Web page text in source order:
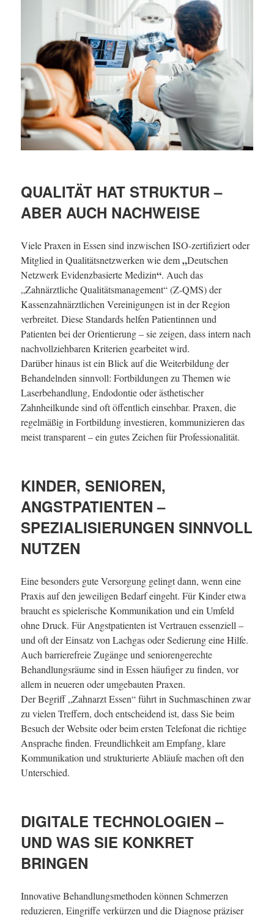
QUALITÄT HAT STRUKTUR –
ABER AUCH NACHWEISE
Viele Praxen in Essen sind inzwischen ISO-zertifiziert oder
Mitglied in Qualitätsnetzwerken wie dem„Deutschen
Netzwerk Evidenzbasierte Medizin“. Auch das
„Zahnärztliche Qualitätsmanagement“ (Z-QMS) der
Kassenzahnärztlichen Vereinigungen ist in der Region
verbreitet. Diese Standards helfen Patientinnen und
Patienten bei der Orientierung – sie zeigen, dass intern nach
nachvollziehbaren Kriterien gearbeitet wird.
Darüber hinaus ist ein Blick auf die Weiterbildung der
Behandelnden sinnvoll: Fortbildungen zu Themen wie
Laserbehandlung, Endodontie oder ästhetischer
Zahnheilkunde sind oft öffentlich einsehbar. Praxen, die
regelmäßig in Fortbildung investieren, kommunizieren das
meist transparent – ein gutes Zeichen für Professionalität.
KINDER, SENIOREN,
ANGSTPATIENTEN –
SPEZIALISIERUNGEN SINNVOLL
NUTZEN
Eine besonders gute Versorgung gelingt dann, wenn eine
Praxis auf den jeweiligen Bedarf eingeht. Für Kinder etwa
braucht es spielerische Kommunikation und ein Umfeld
ohne Druck. Für Angstpatienten ist Vertrauen essenziell –
und oft der Einsatz von Lachgas oder Sedierung eine Hilfe.
Auch barrierefreie Zugänge und seniorengerechte
Behandlungsräume sind in Essen häufiger zu finden, vor
allem in neueren oder umgebauten Praxen.
Der Begriff „Zahnarzt Essen“ führt in Suchmaschinen zwar
zu vielen Treffern, doch entscheidend ist, dass Sie beim
Besuch der Website oder beim ersten Telefonat die richtige
Ansprache finden. Freundlichkeit am Empfang, klare
Kommunikation und strukturierte Abläufe machen oft den
Unterschied.
DIGITALE TECHNOLOGIEN –
UND WAS SIE KONKRET
BRINGEN
Innovative Behandlungsmethoden können Schmerzen
reduzieren, Eingriffe verkürzen und die Diagnose präziser